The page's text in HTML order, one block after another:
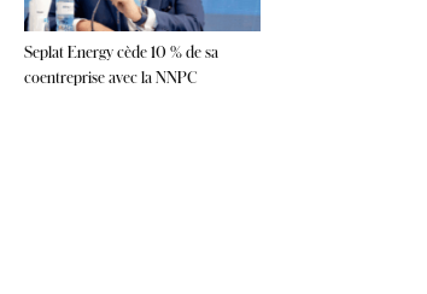
Seplat Energy cède 10 % de sa
coentreprise avec la NNPC